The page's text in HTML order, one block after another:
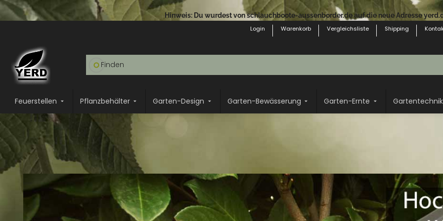
Hinweis: Du wurdest von schlauchboote-aussenborder.de auf die neue Adresse
Login
Warenkorb Vergleichsliste Shipping
Feuerstellen Pflanzbehälter Garten-Design Garten-Bewässerung Garten-Ernte Gartentechnik